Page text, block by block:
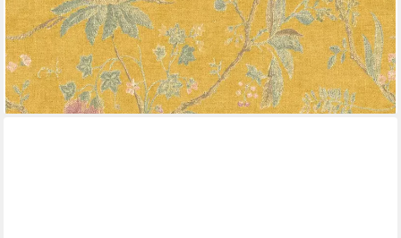
ab 22,64 € UVP70,95 €
(4,25 €/ 1 qm)
-68%
lieferbar - in 4-5 Werktagen bei dir